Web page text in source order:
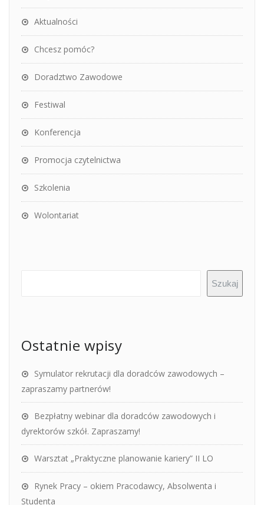
Aktualności
Chcesz pomóc?
Doradztwo Zawodowe
Festiwal
Konferencja
Promocja czytelnictwa
Szkolenia
Wolontariat
Szukaj
Ostatnie wpisy
Symulator rekrutacji dla doradców zawodowych –
zapraszamy partnerów!
Bezpłatny webinar dla doradców zawodowych i
dyrektorów szkół. Zapraszamy!
Warsztat „Praktyczne planowanie kariery” II LO
Rynek Pracy – okiem Pracodawcy, Absolwenta i
Studenta